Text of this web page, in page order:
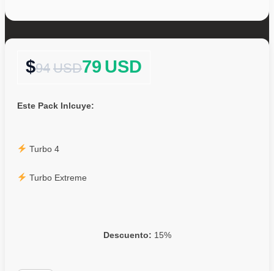
94 USD79 USD
Este Pack Inlcuye:
Turbo 4
Turbo Extreme
Descuento: 15%